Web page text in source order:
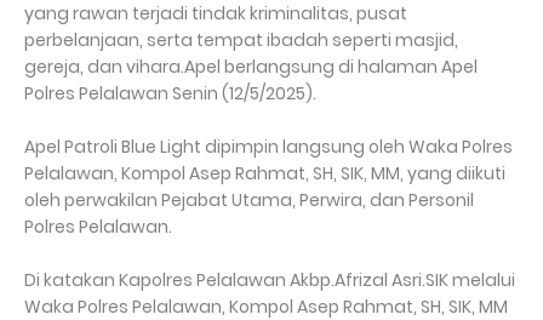
yang rawan terjadi tindak kriminalitas, pusat
perbelanjaan, serta tempat ibadah seperti masjid,
gereja, dan vihara.Apel berlangsung di halaman Apel
Polres Pelalawan Senin (12/5/2025).
Apel Patroli Blue Light dipimpin langsung oleh Waka Polres
Pelalawan, Kompol Asep Rahmat, SH, SIK, MM, yang diikuti
oleh perwakilan Pejabat Utama, Perwira, dan Personil
Polres Pelalawan.
Di katakan Kapolres Pelalawan Akbp.Afrizal Asri.SIK melalui
Waka Polres Pelalawan, Kompol Asep Rahmat, SH, SIK, MM